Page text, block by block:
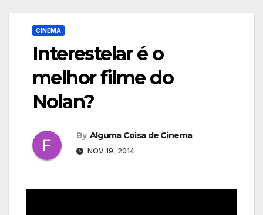
CINEMA
Interestelar é o
melhor filme do
Nolan?
By Alguma Coisa de Cinema
NOV 19, 2014